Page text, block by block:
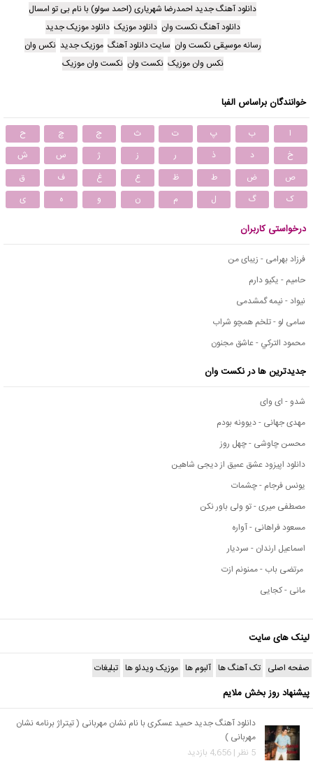
دانلود آهنگ جدید احمدرضا شهریاری (احمد سولو) با نام بی تو امسال
دانلود آهنگ نکست وان دانلود موزیک دانلود موزیک جدید
رسانه موسیقی نکست وان سایت دانلود آهنگ موزیک جدید نکس وان
نکس وان موزیک نکست وان نکست وان موزیک
خوانندگان براساس الفبا
ا ب پ ت ث ج چ
ح
خ
د ذ ر ز ژ س
ش
ص
ض ط ظ ع غ ف
ق
ک
گ ل م ن و ه ی
درخواستی کاربران
فرزاد بهرامی - زیبای من
حامیم - یکیو دارم
نیواد - نیمه گمشدمی
سامی لو - تلخم همچو شراب
محمود التركي - عاشق مجنون
جدیدترین ها در نکست وان
شدو - ای وای
مهدی جهانی - دیوونه بودم
محسن چاوشی - چهل روز
دانلود اپیزود عشق عمیق از دیجی شاهین
یونس فرجام - چشمات
مصطفی میری - تو ولی باور نکن
مسعود فراهانی - آواره
اسماعیل ارندان - سردیار
مرتضی باب - ممنونم ازت
مانی - کجایی
لینک های سایت
صفحه اصلی تک آهنگ ها آلبوم ها موزیک ویدئو ها تبلیغات
پیشنهاد روز بخش ملایم
دانلود آهنگ جدید حمید عسکری با نام نشان مهربانی ( تیتراژ برنامه نشان
مهربانی )
5 نظر | 4,656 بازدید